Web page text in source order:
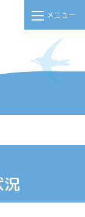
メニュー